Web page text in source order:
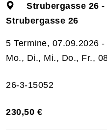
Strubergasse 26 -
Strubergasse 26
5 Termine, 07.09.2026
Mo., Di., Mi., Do., Fr.,
26-3-15052
230,50 €